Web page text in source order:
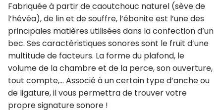
Fabriquée à partir de caoutchouc naturel (sève de
l’hévéa), de lin et de souffre, l’ébonite est l’une des
principales matières utilisées dans la confection d’un
bec. Ses caractéristiques sonores sont le fruit d’une
multitude de facteurs. La forme du plafond, le
volume de la chambre et de la perce, son ouverture,
tout compte,… Associé à un certain type d’anche ou
de ligature, il vous permettra de trouver votre
propre signature sonore !